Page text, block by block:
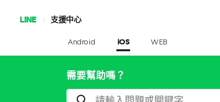
LINE 支援中心
Android iOS WEB
需要幫助嗎？